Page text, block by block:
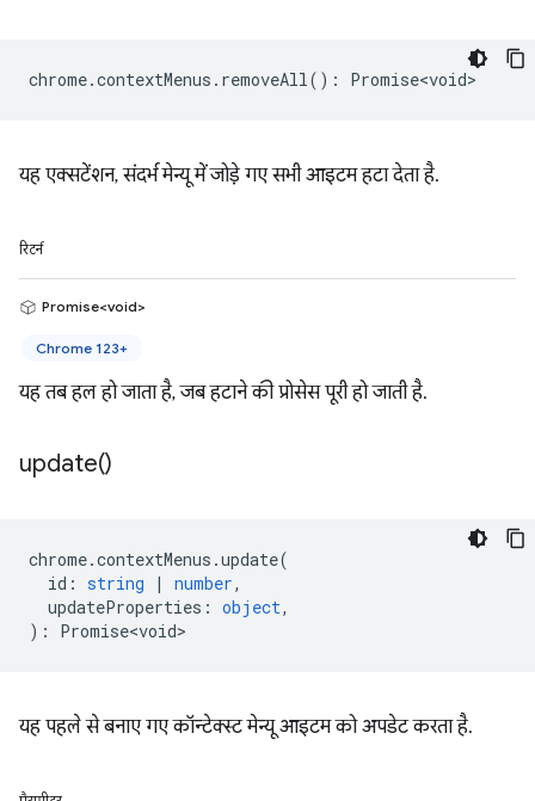
chrome.contextMenus . removeAll() : Promise<void>
यह एक्सटेंशन, संदर्भ मेन्यू में जोड़े गए सभी आइटम हटा देता है.
रिटर्न
Promise<void>
Chrome 123+
यह तब हल हो जाता है, जब हटाने की प्रोसेस पूरी हो जाती है.
update()
chrome.contextMenus .update(
id : string | number,
updateProperties : object,
) : Promise<void>
यह पहले से बनाए गए कॉन्टेक्स्ट मेन्यू आइटम को अपडेट करता है.